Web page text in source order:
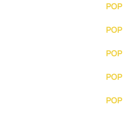
POP
POP
POP
POP
POP